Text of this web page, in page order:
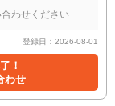
わせください
登録日：2026-08-01
！
わせ